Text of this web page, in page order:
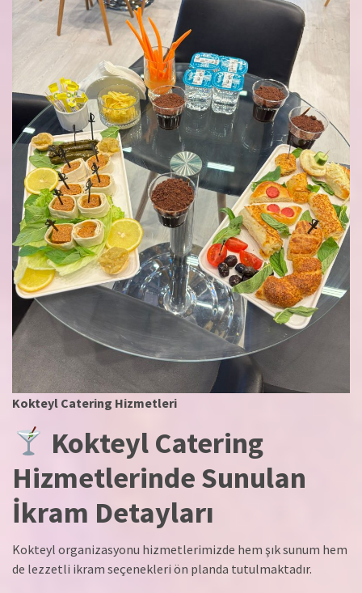
Kokteyl Catering Hizmetleri
Kokteyl Catering
Hizmetlerinde Sunulan
İkram Detayları
Kokteyl organizasyonu hizmetlerimizde hem şık sunum hem
de lezzetli ikram seçenekleri ön planda tutulmaktadır.